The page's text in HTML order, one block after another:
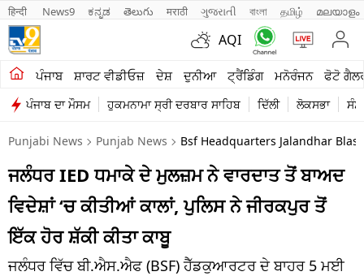
हिन्दी News9 ಕನ್ನಡ తెలుగు मराठी ગુજરાતી বাংলা தமிழ் മലയാളം
AQI
ਪੰਜਾਬ ਸ਼ਾਰਟ ਵੀਡੀਓਜ਼ ਦੇਸ਼ ਦੁਨੀਆ ਟ੍ਰੈਂਡਿੰਗ ਮਨੋਰੰਜਨ ਫੋਟੋ
ਪੰਜਾਬ ਦਾ ਮੌਸਮ ਹੁਕਮਨਾਮਾ ਸ੍ਰੀ ਦਰਬਾਰ ਸਾਹਿਬ ਦਿੱਲੀ ਲੋਕਸਭਾ
ਖੇਤੀਬਾੜੀ
ਸ਼ਾਰਟ ਵੀਡੀਓਜ਼
ਕਾਰੋਬਾਰ
ਕਰਿਅਰ
ਦੇਸ਼
Punjabi News Punjab News Bsf Headquarters Jalandhar
ਜਲੰਧਰ IED ਧਮਾਕੇ ਦੇ ਮੁਲਜ਼ਮ ਨੇ ਵਾਰਦਾਤ ਤੋਂ ਬਾਅਦ
ਵਿਦੇਸ਼ਾਂ ‘ਚ ਕੀਤੀਆਂ ਕਾਲਾਂ, ਪੁਲਿਸ ਨੇ ਜੀਰਕਪੁਰ ਤੋਂ
ਇੱਕ ਹੋਰ ਸ਼ੱਕੀ ਕੀਤਾ ਕਾਬੂ
ਜਲੰਧਰ ਵਿੱਚ ਬੀ.ਐਸ.ਐਫ (BSF) ਹੈੱਡਕੁਆਰਟਰ ਦੇ ਬਾਹਰ 5 ਮਈ